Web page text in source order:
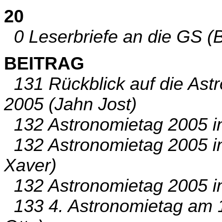
20
0 Leserbriefe an die GS
BEITRAG
131 Rückblick auf die
2005 (Jahn Jost)
132 Astronomietag 2005
132 Astronomietag 2005
Xaver)
132 Astronomietag 2005
133 4. Astronomietag am